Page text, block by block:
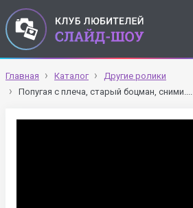
Главная Каталог
Другие ролики
Попугая с плеча, старый боцман, сними....